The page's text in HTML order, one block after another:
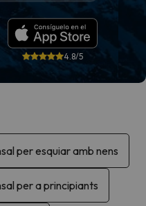
4.8/5
per esquiar amb nens
per a principiants